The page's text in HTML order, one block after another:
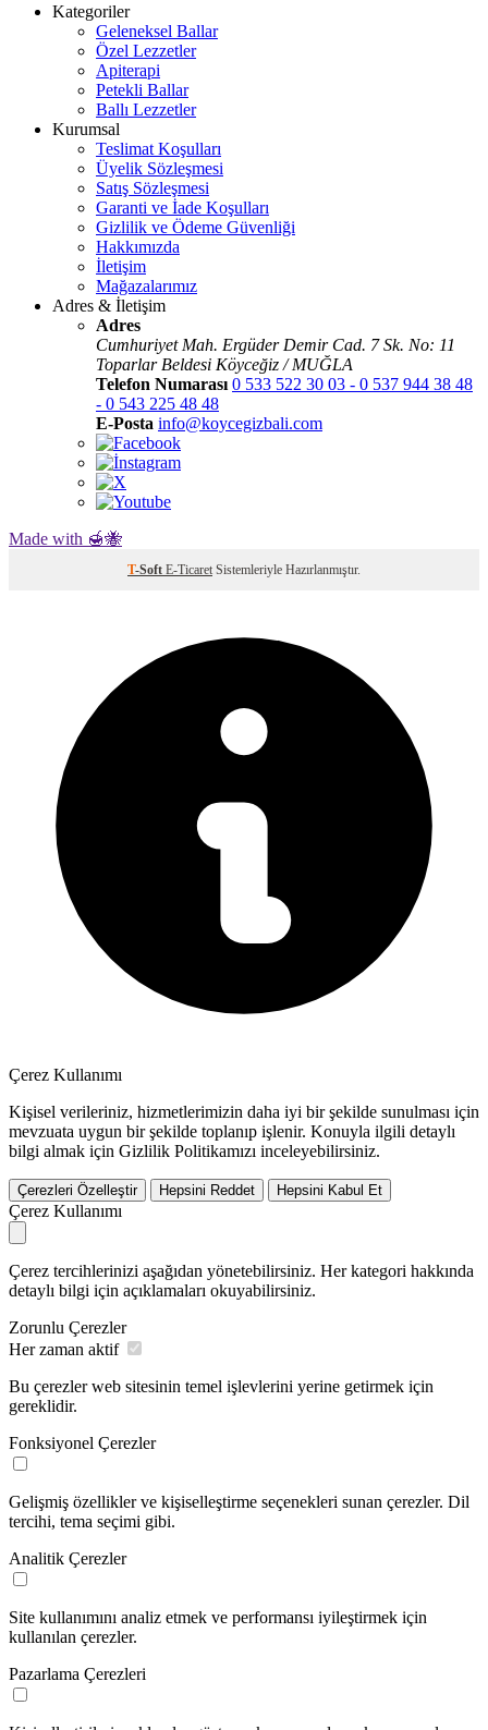
Kategoriler
Geleneksel Ballar
Özel Lezzetler
Apiterapi
Petekli Ballar
Ballı Lezzetler
Kurumsal
Teslimat Koşulları
Üyelik Sözleşmesi
Satış Sözleşmesi
Garanti ve İade Koşulları
Gizlilik ve Ödeme Güvenliği
Hakkımızda
İletişim
Mağazalarımız
Adres & İletişim
Adres
Cumhuriyet Mah. Ergüder Demir Cad. 7 Sk. No: 11
Toparlar Beldesi Köyceğiz / MUĞLA
Telefon Numarası 0 533 522 30 03 - 0 537 944 38 48
- 0 543 225 48 48
E-Posta info@koycegizbali.com
Made with 🍯🐝
T-Soft E-Ticaret Sistemleriyle Hazırlanmıştır.
Çerez Kullanımı
Kişisel verileriniz, hizmetlerimizin daha iyi bir şekilde sunulması için
mevzuata uygun bir şekilde toplanıp işlenir. Konuyla ilgili detaylı
bilgi almak için Gizlilik Politikamızı inceleyebilirsiniz.
Çerezleri Özelleştir Hepsini Reddet Hepsini Kabul Et
Çerez Kullanımı
Çerez tercihlerinizi aşağıdan yönetebilirsiniz. Her kategori hakkında
detaylı bilgi için açıklamaları okuyabilirsiniz.
Zorunlu Çerezler
Her zaman aktif
Bu çerezler web sitesinin temel işlevlerini yerine getirmek için
gereklidir.
Fonksiyonel Çerezler
Gelişmiş özellikler ve kişiselleştirme seçenekleri sunan çerezler. Dil
tercihi, tema seçimi gibi.
Analitik Çerezler
Site kullanımını analiz etmek ve performansı iyileştirmek için
kullanılan çerezler.
Pazarlama Çerezleri